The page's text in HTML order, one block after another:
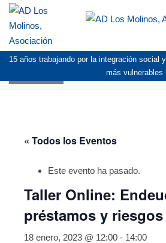
15 años trabajando por la integración social
más vulnerables
« Todos los Eventos
Este evento ha pasado.
Taller Online:
préstamos y
18 enero, 2023 @ 12:00 - 14:00